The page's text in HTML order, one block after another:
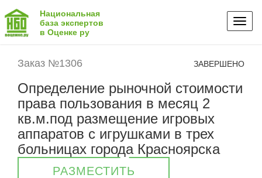
Национальная
база экспертов
в Оценке ру
Заказ №1306 ЗАВЕРШЕНО
Определение рыночной стоимости
права пользования в месяц 2
кв.м.под размещение игровых
аппаратов с игрушками в трех
больницах города Красноярска
РАЗМЕСТИТЬ